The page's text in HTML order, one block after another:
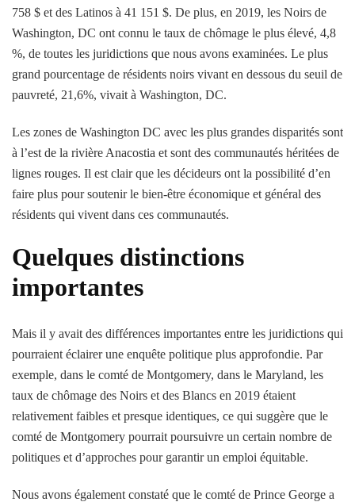
758 $ et des Latinos à 41 151 $. De plus, en 2019, les Noirs de
Washington, DC ont connu le taux de chômage le plus élevé, 4,8
%, de toutes les juridictions que nous avons examinées. Le plus
grand pourcentage de résidents noirs vivant en dessous du seuil de
pauvreté, 21,6%, vivait à Washington, DC.
Les zones de Washington DC avec les plus grandes disparités sont
à l’est de la rivière Anacostia et sont des communautés héritées de
lignes rouges. Il est clair que les décideurs ont la possibilité d’en
faire plus pour soutenir le bien-être économique et général des
résidents qui vivent dans ces communautés.
Quelques distinctions
importantes
Mais il y avait des différences importantes entre les juridictions qui
pourraient éclairer une enquête politique plus approfondie. Par
exemple, dans le comté de Montgomery, dans le Maryland, les
taux de chômage des Noirs et des Blancs en 2019 étaient
relativement faibles et presque identiques, ce qui suggère que le
comté de Montgomery pourrait poursuivre un certain nombre de
politiques et d’approches pour garantir un emploi équitable.
Nous avons également constaté que le comté de Prince George a